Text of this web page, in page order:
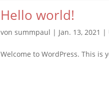
Hello world!
von summpaul | Jan. 13, 2021 |
Welcome to WordPress. This